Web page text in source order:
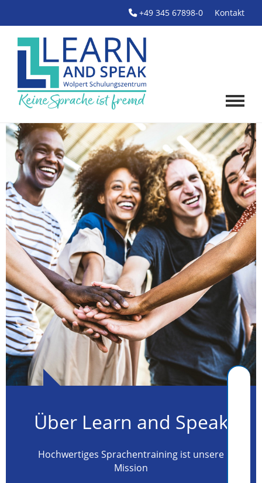
+49 345 67898-0 Kontakt
Über Learn and Speak
Hochwertiges Sprachentraining ist unsere
Mission